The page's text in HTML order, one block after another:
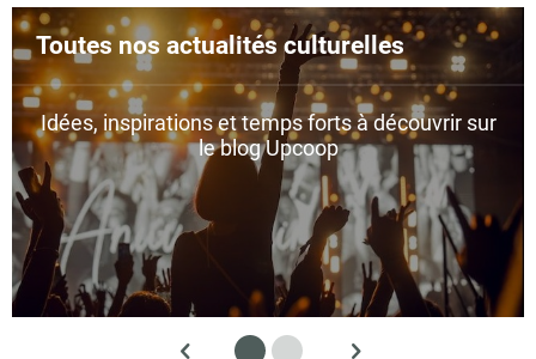
Toutes nos actualités culturelles
Idées, inspirations et temps forts à découvrir sur
le blog Upcoop